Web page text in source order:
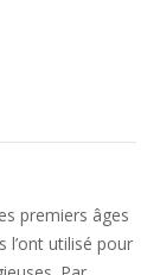
premiers âges
l’ont utilisé pour